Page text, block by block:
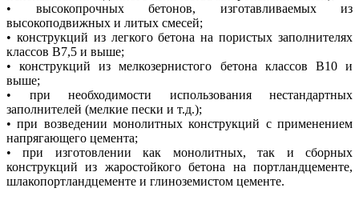
• высокопрочных бетонов, изготавливаемых из
высокоподвижных и литых смесей;
• конструкций из легкого бетона на пористых заполнителях
классов В7,5 и выше;
• конструкций из мелкозернистого бетона классов В10 и
выше;
• при необходимости использования нестандартных
заполнителей (мелкие пески и т.д.);
• при возведении монолитных конструкций с применением
напрягающего цемента;
• при изготовлении как монолитных, так и сборных
конструкций из жаростойкого бетона на портландцементе,
шлакопортландцементе и глиноземистом цементе.